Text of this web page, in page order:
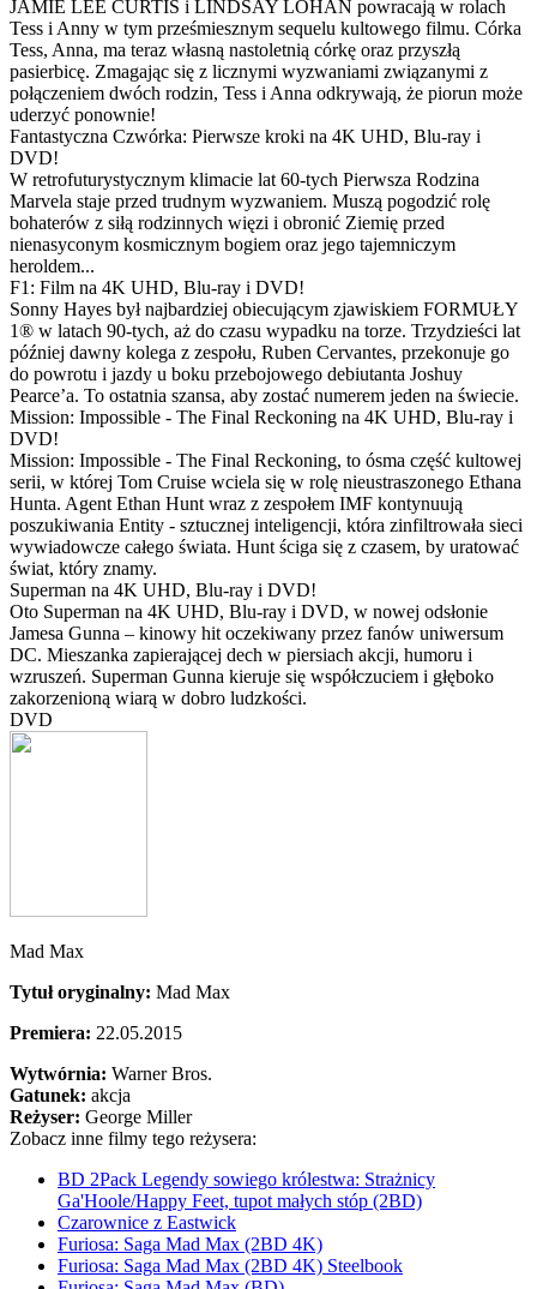
JAMIE LEE CURTIS i LINDSAY LOHAN powracają w rolach
Tess i Anny w tym prześmiesznym sequelu kultowego filmu. Córka
Tess, Anna, ma teraz własną nastoletnią córkę oraz przyszłą
pasierbicę. Zmagając się z licznymi wyzwaniami związanymi z
połączeniem dwóch rodzin, Tess i Anna odkrywają, że piorun może
uderzyć ponownie!
Fantastyczna Czwórka: Pierwsze kroki na 4K UHD, Blu-ray i
DVD!
W retrofuturystycznym klimacie lat 60-tych Pierwsza Rodzina
Marvela staje przed trudnym wyzwaniem. Muszą pogodzić rolę
bohaterów z siłą rodzinnych więzi i obronić Ziemię przed
nienasyconym kosmicznym bogiem oraz jego tajemniczym
heroldem...
F1: Film na 4K UHD, Blu-ray i DVD!
Sonny Hayes był najbardziej obiecującym zjawiskiem FORMUŁY
1® w latach 90-tych, aż do czasu wypadku na torze. Trzydzieści lat
później dawny kolega z zespołu, Ruben Cervantes, przekonuje go
do powrotu i jazdy u boku przebojowego debiutanta Joshuy
Pearce’a. To ostatnia szansa, aby zostać numerem jeden na świecie.
Mission: Impossible - The Final Reckoning na 4K UHD, Blu-ray i
DVD!
Mission: Impossible - The Final Reckoning, to ósma część kultowej
serii, w której Tom Cruise wciela się w rolę nieustraszonego Ethana
Hunta. Agent Ethan Hunt wraz z zespołem IMF kontynuują
poszukiwania Entity - sztucznej inteligencji, która zinfiltrowała sieci
wywiadowcze całego świata. Hunt ściga się z czasem, by uratować
świat, który znamy.
Superman na 4K UHD, Blu-ray i DVD!
Oto Superman na 4K UHD, Blu-ray i DVD, w nowej odsłonie
Jamesa Gunna – kinowy hit oczekiwany przez fanów uniwersum
DC. Mieszanka zapierającej dech w piersiach akcji, humoru i
wzruszeń. Superman Gunna kieruje się współczuciem i głęboko
zakorzenioną wiarą w dobro ludzkości.
DVD
Mad Max
Tytuł oryginalny: Mad Max
Premiera: 22.05.2015
Wytwórnia: Warner Bros.
Gatunek: akcja
Reżyser: George Miller
Zobacz inne filmy tego reżysera:
BD 2Pack Legendy sowiego królestwa: Strażnicy
Ga'Hoole/Happy Feet, tupot małych stóp (2BD)
Czarownice z Eastwick
Furiosa: Saga Mad Max (2BD 4K)
Furiosa: Saga Mad Max (2BD 4K) Steelbook